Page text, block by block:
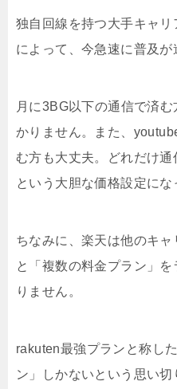
独自回線を持つ大手キャ
によって、今急速に普及が
月に3BG以下の通信で済
かりません。また、
む方も大丈夫。どれだけ
という大胆な価格設定にな
ちなみに、楽天は他のキ
と「複数の料金プラン」
りません。
rakuten最強プランと称し
ン」しかないという思い切